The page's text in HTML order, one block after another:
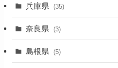
(17)
兵庫県 (35)
奈良県 (3)
島根県 (5)